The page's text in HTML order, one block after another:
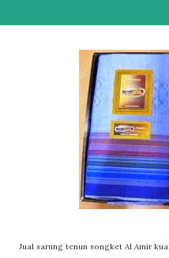
Jual sarung tenun songket Al Amir